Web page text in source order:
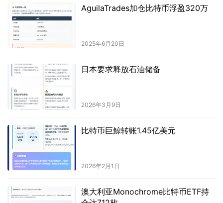
AguilaTrades加仓比特币浮盈320万
2025年6月20日
日本要求释放石油储备
2026年3月9日
比特币巨鲸转账1.45亿美元
2026年2月1日
澳大利亚Monochrome比特币ETF持